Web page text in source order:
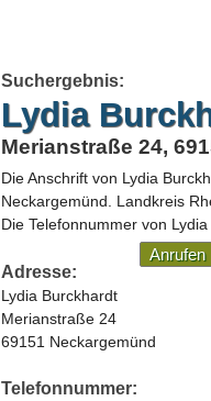
Suchergebnis:
Lydia
Merianstraße 24,
Die Anschrift von Lydia
Neckargemünd. Landkreis
Die Telefonnummer von
Anrufen
Adresse:
Lydia Burckhardt
Merianstraße 24
69151 Neckargemünd
Telefonnummer: